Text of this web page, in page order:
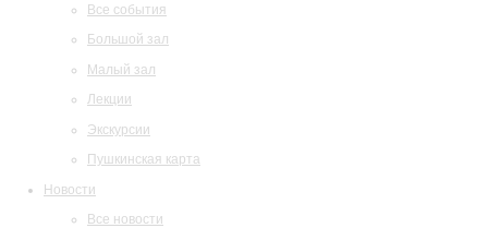
Все события
Большой зал
Малый зал
Лекции
Экскурсии
Пушкинская карта
Новости
Все новости